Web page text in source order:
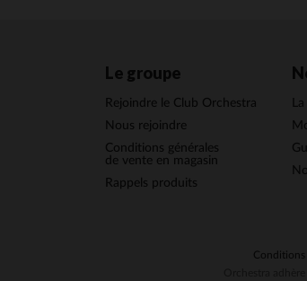
Le groupe
Rejoindre le Club Orchestra
Nous rejoindre
Conditions générales
de vente en magasin
Rappels produits
Conditions